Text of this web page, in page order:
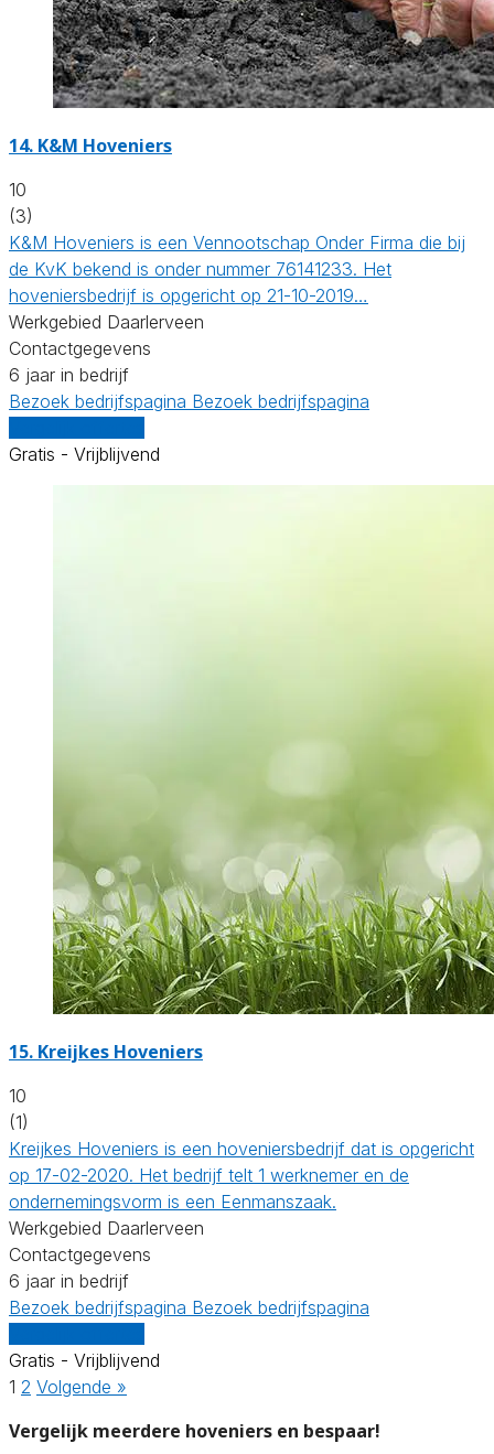
14. K&M Hoveniers
10
(3)
K&M Hoveniers is een Vennootschap Onder Firma die bij
de KvK bekend is onder nummer 76141233. Het
hoveniersbedrijf is opgericht op 21-10-2019…
Werkgebied Daarlerveen
Contactgegevens
6 jaar in bedrijf
Bezoek bedrijfspagina Bezoek bedrijfspagina
Gratis - Vrijblijvend
15. Kreijkes Hoveniers
10
(1)
Kreijkes Hoveniers is een hoveniersbedrijf dat is opgericht
op 17-02-2020. Het bedrijf telt 1 werknemer en de
ondernemingsvorm is een Eenmanszaak.
Werkgebied Daarlerveen
Contactgegevens
6 jaar in bedrijf
Bezoek bedrijfspagina Bezoek bedrijfspagina
Gratis - Vrijblijvend
1 2 Volgende »
Vergelijk meerdere hoveniers en bespaar!